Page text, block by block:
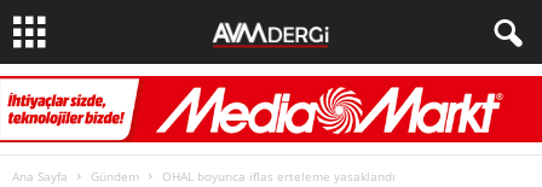
Ana Sayfa Gündem OHAL boyunca iflas erteleme yasaklandı